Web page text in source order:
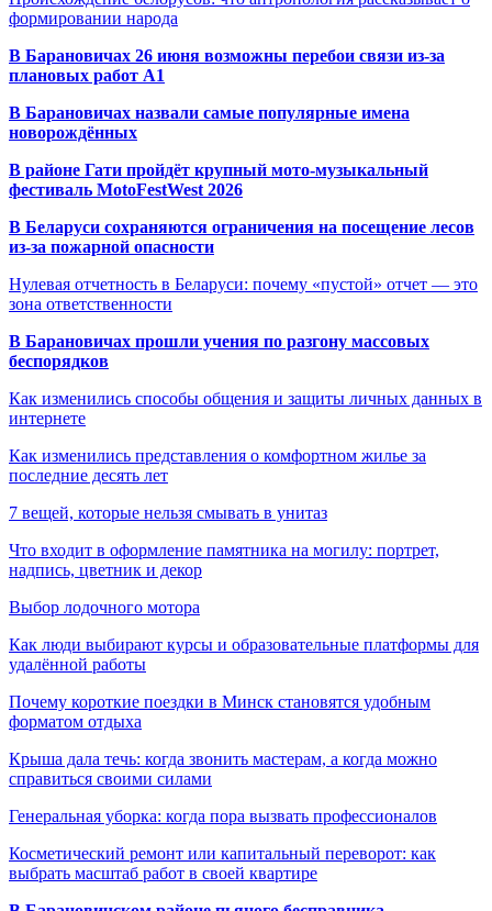
формировании народа
В Барановичах 26 июня возможны перебои связи из-за
плановых работ A1
В Барановичах назвали самые популярные имена
новорождённых
В районе Гати пройдёт крупный мото-музыкальный
фестиваль MotoFestWest 2026
В Беларуси сохраняются ограничения на посещение лесов
из-за пожарной опасности
Нулевая отчетность в Беларуси: почему «пустой» отчет — это
зона ответственности
В Барановичах прошли учения по разгону массовых
беспорядков
Как изменились способы общения и защиты личных данных в
интернете
Как изменились представления о комфортном жилье за
последние десять лет
7 вещей, которые нельзя смывать в унитаз
Что входит в оформление памятника на могилу: портрет,
надпись, цветник и декор
Выбор лодочного мотора
Как люди выбирают курсы и образовательные платформы для
удалённой работы
Почему короткие поездки в Минск становятся удобным
форматом отдыха
Крыша дала течь: когда звонить мастерам, а когда можно
справиться своими силами
Генеральная уборка: когда пора вызвать профессионалов
Косметический ремонт или капитальный переворот: как
выбрать масштаб работ в своей квартире